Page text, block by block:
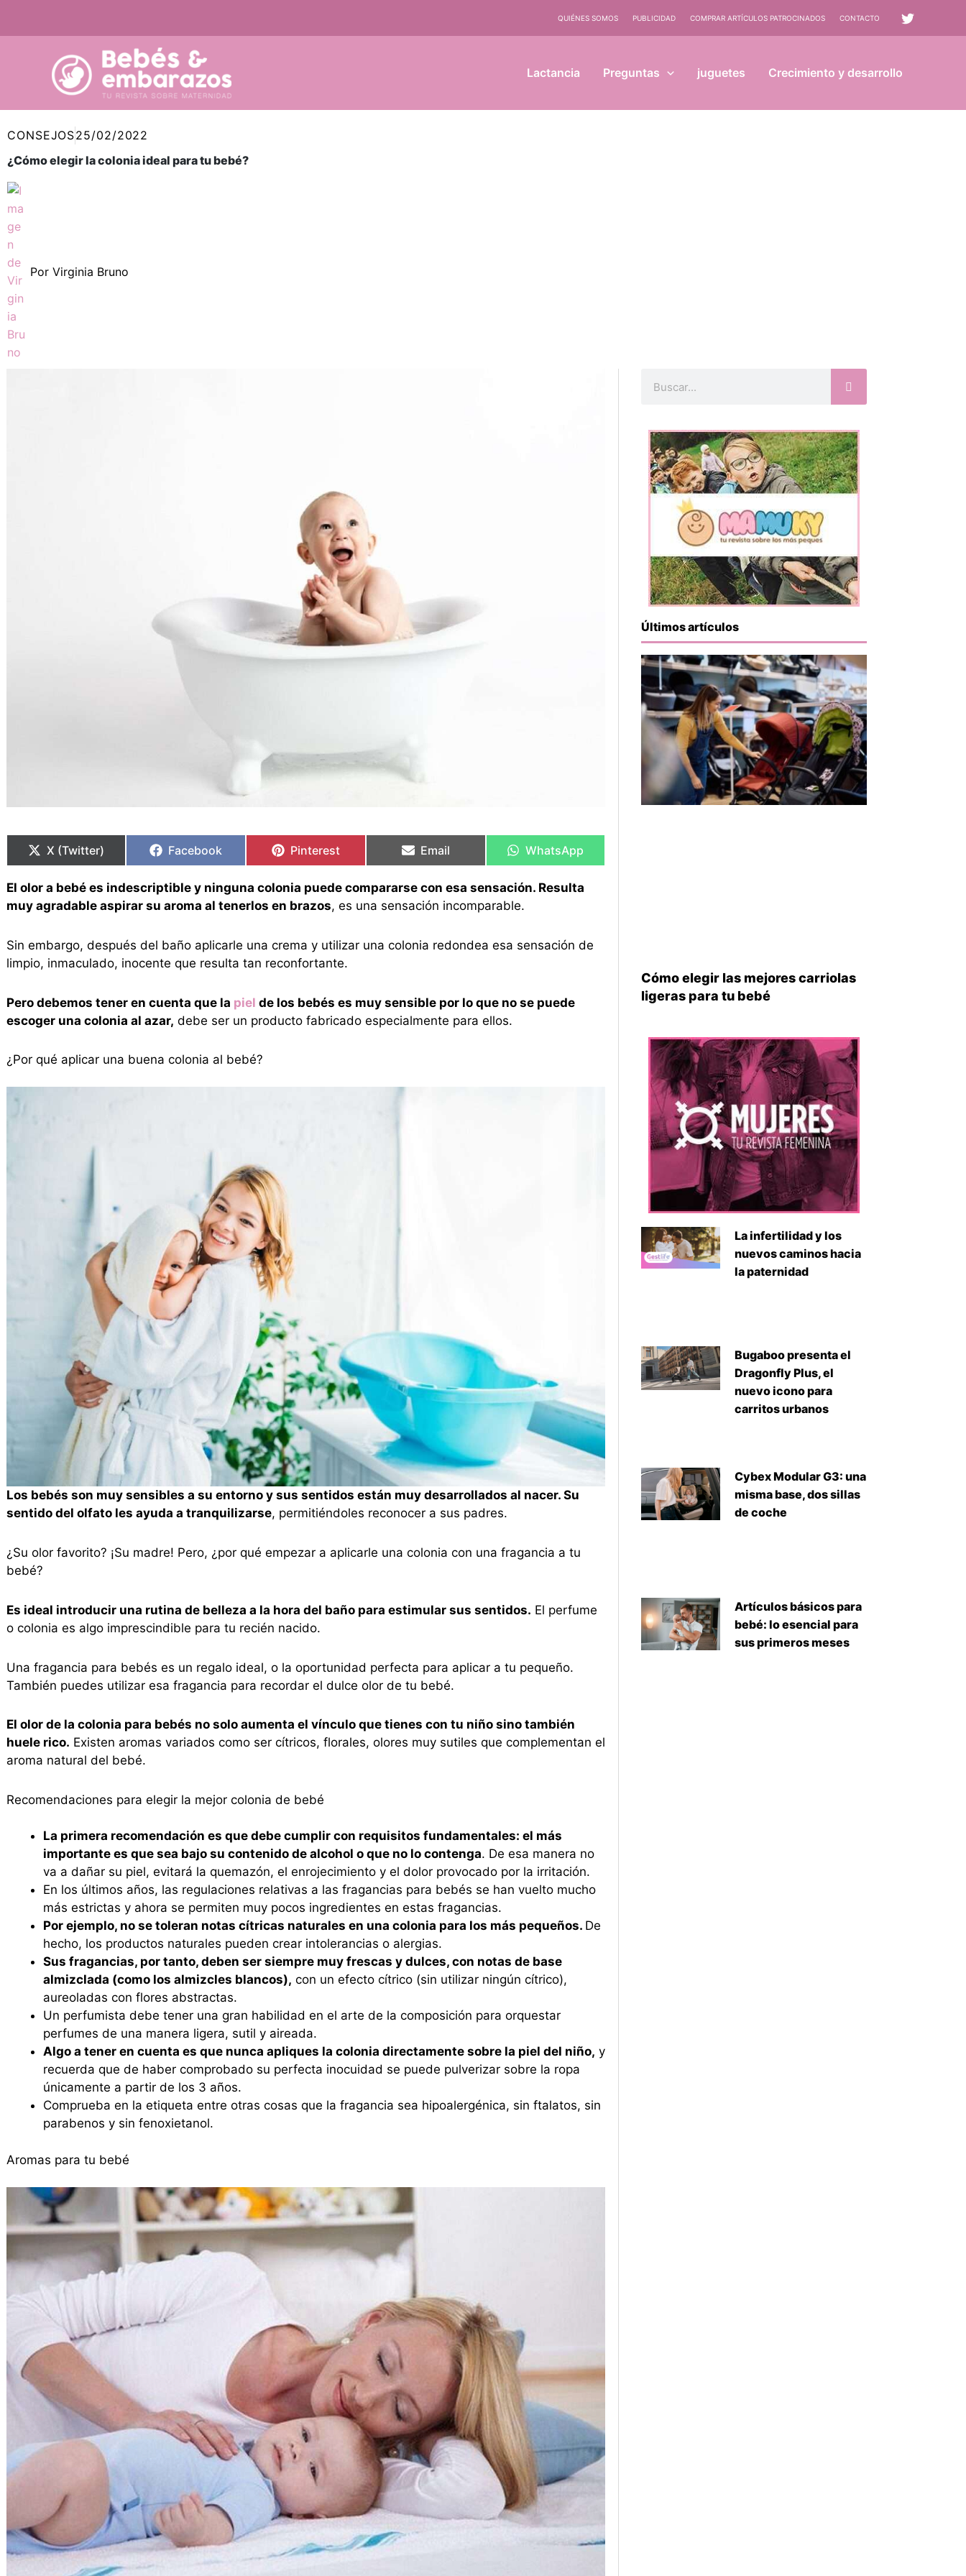
QUIÉNES SOMOS PUBLICIDAD COMPRAR ARTÍCULOS PATROCINADOS CONTACTO
Lactancia Preguntas juguetes Crecimiento y desarrollo
CONSEJOS25/02/2022
¿Cómo elegir la colonia ideal para tu bebé?
Por Virginia Bruno
en
X (Twitter)
en
Facebook
en
Pinterest
en
Email
en
WhatsApp
El olor a bebé es indescriptible y ninguna colonia puede compararse con esa sensación. Resulta
muy agradable aspirar su aroma al tenerlos en brazos, es una sensación incomparable.
Sin embargo, después del baño aplicarle una crema y utilizar una colonia redondea esa sensación de
limpio, inmaculado, inocente que resulta tan reconfortante.
Pero debemos tener en cuenta que la piel de los bebés es muy sensible por lo que no se puede
escoger una colonia al azar, debe ser un producto fabricado especialmente para ellos.
¿Por qué aplicar una buena colonia al bebé?
Los bebés son muy sensibles a su entorno y sus sentidos están muy desarrollados al nacer. Su
sentido del olfato les ayuda a tranquilizarse, permitiéndoles reconocer a sus padres.
¿Su olor favorito? ¡Su madre! Pero, ¿por qué empezar a aplicarle una colonia con una fragancia a tu
bebé?
Es ideal introducir una rutina de belleza a la hora del baño para estimular sus sentidos. El perfume
o colonia es algo imprescindible para tu recién nacido.
Una fragancia para bebés es un regalo ideal, o la oportunidad perfecta para aplicar a tu pequeño.
También puedes utilizar esa fragancia para recordar el dulce olor de tu bebé.
El olor de la colonia para bebés no solo aumenta el vínculo que tienes con tu niño sino también
huele rico. Existen aromas variados como ser cítricos, florales, olores muy sutiles que complementan el
aroma natural del bebé.
Recomendaciones para elegir la mejor colonia de bebé
La primera recomendación es que debe cumplir con requisitos fundamentales: el más
importante es que sea bajo su contenido de alcohol o que no lo contenga. De esa manera no
va a dañar su piel, evitará la quemazón, el enrojecimiento y el dolor provocado por la irritación.
En los últimos años, las regulaciones relativas a las fragancias para bebés se han vuelto mucho
más estrictas y ahora se permiten muy pocos ingredientes en estas fragancias.
Por ejemplo, no se toleran notas cítricas naturales en una colonia para los más pequeños. De
hecho, los productos naturales pueden crear intolerancias o alergias.
Sus fragancias, por tanto, deben ser siempre muy frescas y dulces, con notas de base
almizclada (como los almizcles blancos), con un efecto cítrico (sin utilizar ningún cítrico),
aureoladas con flores abstractas.
Un perfumista debe tener una gran habilidad en el arte de la composición para orquestar
perfumes de una manera ligera, sutil y aireada.
Algo a tener en cuenta es que nunca apliques la colonia directamente sobre la piel del niño, y
recuerda que de haber comprobado su perfecta inocuidad se puede pulverizar sobre la ropa
únicamente a partir de los 3 años.
Comprueba en la etiqueta entre otras cosas que la fragancia sea hipoalergénica, sin ftalatos, sin
parabenos y sin fenoxietanol.
Aromas para tu bebé
en
en
en
en
en
Últimos artículos
Cómo elegir las mejores carriolas
ligeras para tu bebé
La infertilidad y los
nuevos caminos hacia
la paternidad
Bugaboo presenta el
Dragonfly Plus, el
nuevo icono para
carritos urbanos
Cybex Modular G3: una
misma base, dos sillas
de coche
Artículos básicos para
bebé: lo esencial para
sus primeros meses